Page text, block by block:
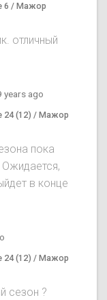
6 / Мажор
отличный
years ago
24 (12) / Мажор
пока
в конце
24 (12) / Мажор
сезон ?